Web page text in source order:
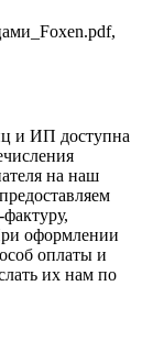
и ИП доступна
на наш
оформлении
оплаты и
их нам по